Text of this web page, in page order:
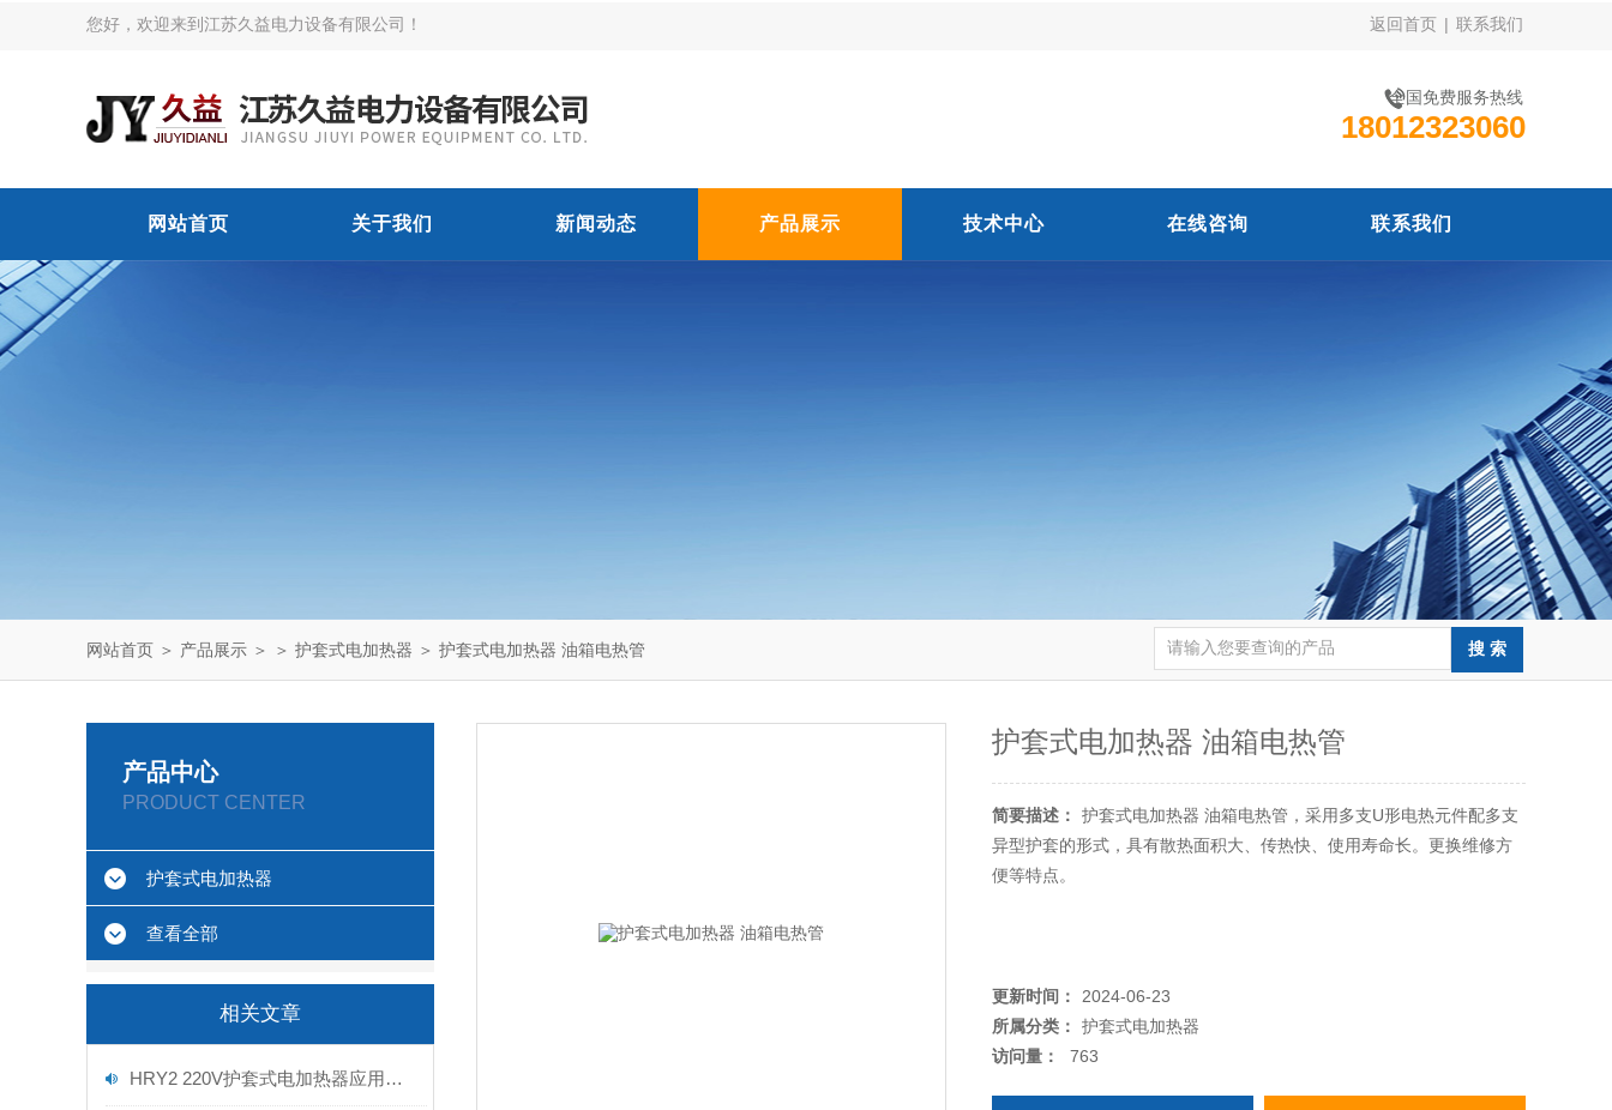
您好，欢迎来到江苏久益电力设备有限公司！ 返回首页 | 联系我们
全国免费服务热线
18012323060
网站首页 关于我们 新闻动态 产品展示 技术中心 在线咨询 联系我们
网站首页 ＞ 产品展示 ＞ ＞ 护套式电加热器 ＞ 护套式电加热器 油箱电热管
产品中心
PRODUCT CENTER
护套式电加热器
查看全部
相关文章
HRY2 220V护套式电加热器应用解读
护套式电加热器 油箱电热管
简要描述：
护套式电加热器 油箱电热管，采用多支U形电热元件配多支
异型护套的形式，具有散热面积大、传热快、使用寿命长。更换维修方
便等特点。
更新时间：
2024-06-23
所属分类：
护套式电加热器
访问量：
763